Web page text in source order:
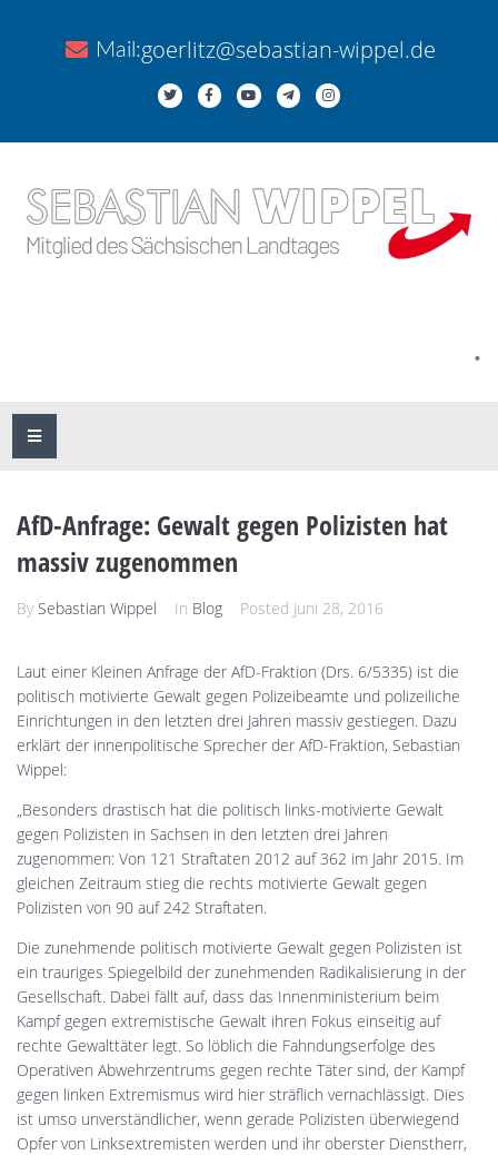
Mail:goerlitz@sebastian-wippel.de
.
AfD-Anfrage: Gewalt gegen Polizisten hat
massiv zugenommen
By Sebastian Wippel In Blog Posted Juni 28, 2016
Laut einer Kleinen Anfrage der AfD-Fraktion (Drs. 6/5335) ist die
politisch motivierte Gewalt gegen Polizeibeamte und polizeiliche
Einrichtungen in den letzten drei Jahren massiv gestiegen. Dazu
erklärt der innenpolitische Sprecher der AfD-Fraktion, Sebastian
Wippel:
„Besonders drastisch hat die politisch links-motivierte Gewalt
gegen Polizisten in Sachsen in den letzten drei Jahren
zugenommen: Von 121 Straftaten 2012 auf 362 im Jahr 2015. Im
gleichen Zeitraum stieg die rechts motivierte Gewalt gegen
Polizisten von 90 auf 242 Straftaten.
Die zunehmende politisch motivierte Gewalt gegen Polizisten ist
ein trauriges Spiegelbild der zunehmenden Radikalisierung in der
Gesellschaft. Dabei fällt auf, dass das Innenministerium beim
Kampf gegen extremistische Gewalt ihren Fokus einseitig auf
rechte Gewalttäter legt. So löblich die Fahndungserfolge des
Operativen Abwehrzentrums gegen rechte Täter sind, der Kampf
gegen linken Extremismus wird hier sträflich vernachlässigt. Dies
ist umso unverständlicher, wenn gerade Polizisten überwiegend
Opfer von Linksextremisten werden und ihr oberster Dienstherr,